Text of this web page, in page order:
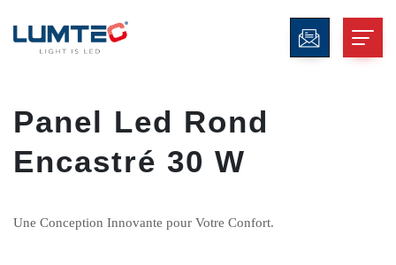
Panel Led Rond
Encastré 30 W
Une Conception Innovante pour Votre Confort.